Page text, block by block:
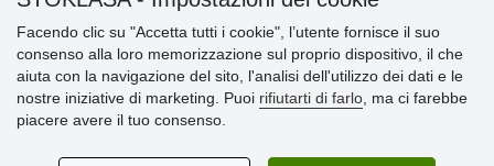
» Impostazioni dei cookie
» Termini & Condizioni
» Informativa sulla Privacy
» Consegna e pagamento
» Garanzia e resi
» Programma fedeltà
Facendo clic su "Accetta tutti i cookie", l’utente fornisce il suo
consenso alla loro memorizzazione sul proprio dispositivo, il che
aiuta con la navigazione del sito, l'analisi dell'utilizzo dei dati e le
nostre iniziative di marketing. Puoi rifiutarti di farlo , ma ci farebbe
piacere avere il tuo consenso.